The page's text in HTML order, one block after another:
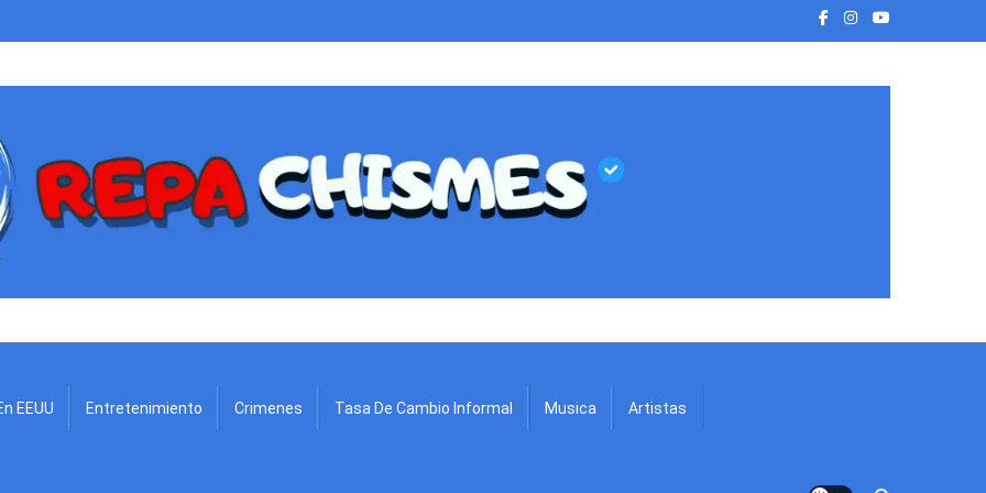
EEUU Entretenimiento Crimenes Tasa De Cambio Informal Musica Artistas